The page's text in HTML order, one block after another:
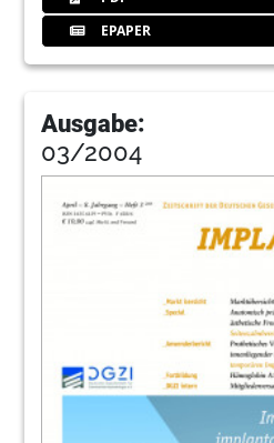
EPAPER
Ausgabe:
03/2004